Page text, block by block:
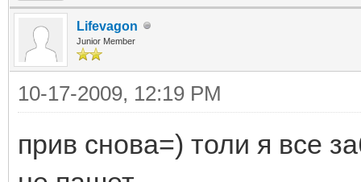
Lifevagon
Junior Member
10-17-2009, 12:19 PM
прив снова=) толи я все